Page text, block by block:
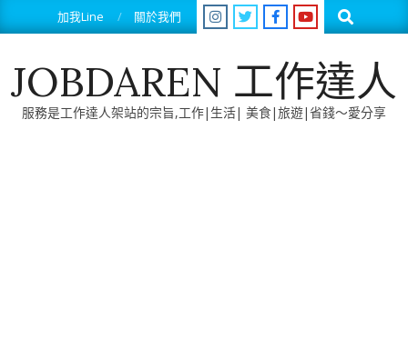
to
加我Line 關於我們 Search
JOBDAREN 工作達人
服務是工作達人架站的宗旨,工作|生活| 美食|旅遊|省錢～愛分享